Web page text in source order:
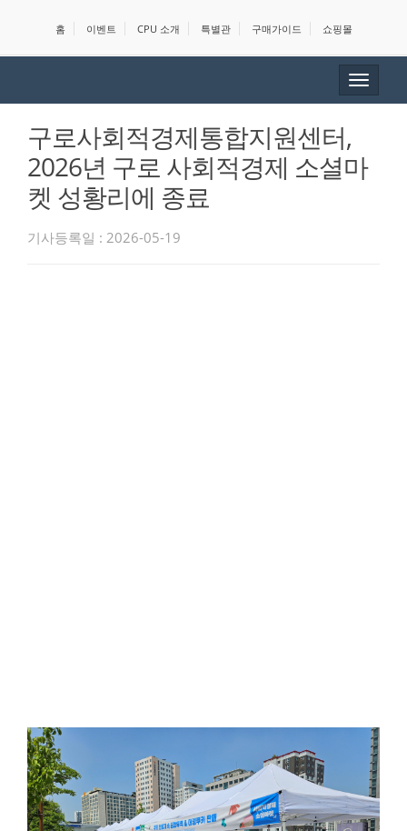
홈 이벤트 CPU 소개 특별관 구매가이드 쇼핑몰
Toggle
구로사회적경제통합지원센터,
2026년 구로 사회적경제 소셜마
켓 성황리에 종료
기사등록일 : 2026-05-19